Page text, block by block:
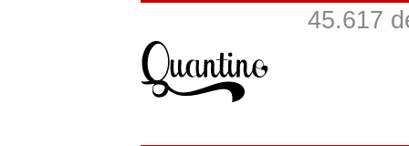
45.617